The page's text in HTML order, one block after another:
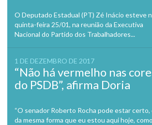
O Deputado Estadual (PT) Zé Inácio esteve
quinta-feira 25/01, na reunião da Executiva
Nacional do Partido dos Trabalhadores...
1 DE DEZEMBRO DE 2017
“Não há vermelho nas
do PSDB”, afirma Doria
“O senador Roberto Rocha pode estar certo,
da mesma forma que eu estou aqui hoje, como